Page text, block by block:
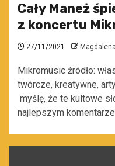
Cały Maneż
z koncertu
27/11/2021
Mikromusic źródło:
twórcze, kreatywne,
myślę, że te kultowe
najlepszym